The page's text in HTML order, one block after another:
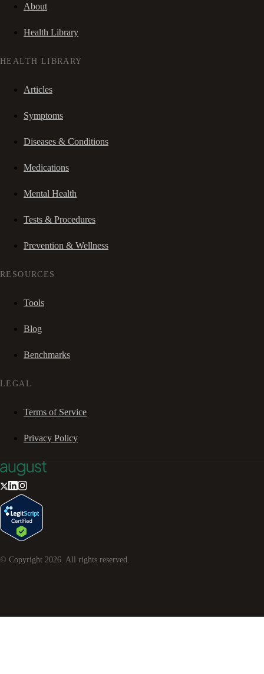
About
Health Library
HEALTH LIBRARY
Articles
Symptoms
Diseases & Conditions
Medications
Mental Health
Tests & Procedures
Prevention & Wellness
RESOURCES
Tools
Blog
Benchmarks
LEGAL
Terms of Service
Privacy Policy
© Copyright 2026 . All rights reserved.